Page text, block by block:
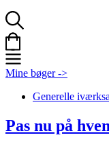
Mine bøger ->
Generelle
Pas nu på